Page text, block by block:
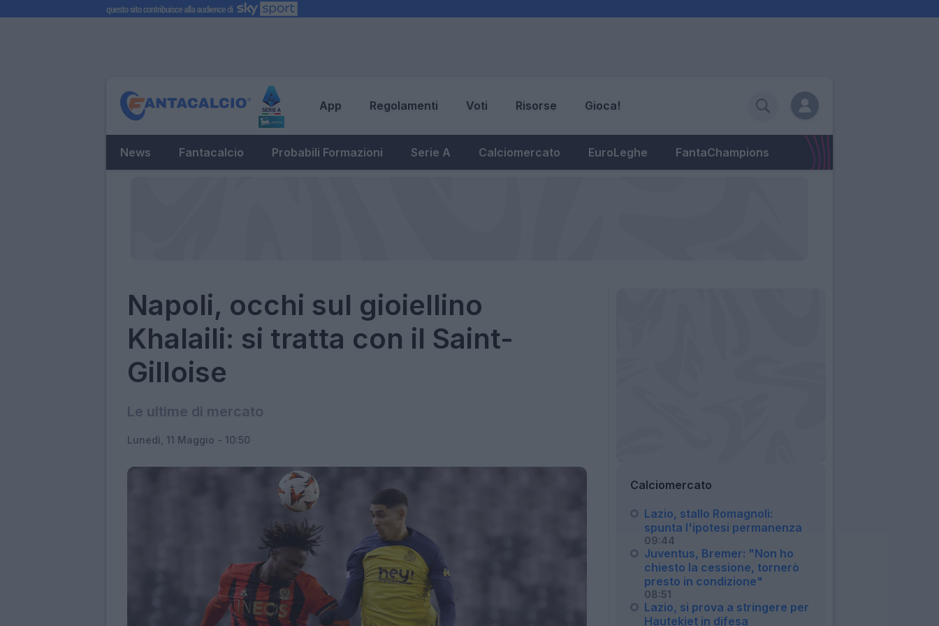
App Regolamenti Voti Risorse Gioca!
News Fantacalcio Probabili Formazioni Serie A Calciomercato EuroLeghe FantaChampions
Napoli, occhi sul gioiellino
Khalaili: si tratta con il Saint-
Gilloise
Le ultime di mercato
Lunedì, 11 Maggio - 10:50
Calciomercato
Lazio, stallo Romagnoli:
spunta l'ipotesi permanenza
09:44
Juventus, Bremer: "Non ho
chiesto la cessione, tornerò
presto in condizione"
08:51
Lazio, si prova a stringere per
Hautekiet in difesa